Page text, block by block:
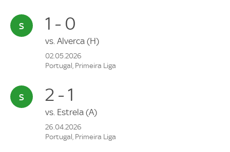
1 - 0
vs. Alverca (H)
02.05.2026
Portugal, Primeira Liga
2 - 1
vs. Estrela (A)
26.04.2026
Portugal, Primeira Liga